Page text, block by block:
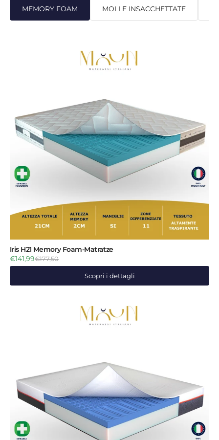
MEMORY FOAM MOLLE INSACCHETTATE
Iris H21 Memory Foam-Matratze
€141,99€177,50
Scopri i dettagli